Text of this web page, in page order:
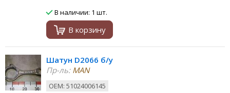
В наличии: 1 шт.
В корзину
Шатун D2066 б/у
Пр-ль:MAN
ОЕМ: 51024006145